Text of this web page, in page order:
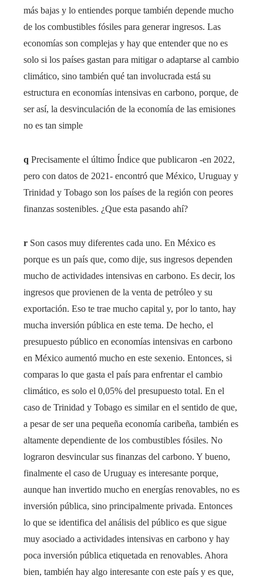
más bajas y lo entiendes porque también depende mucho
de los combustibles fósiles para generar ingresos. Las
economías son complejas y hay que entender que no es
solo si los países gastan para mitigar o adaptarse al cambio
climático, sino también qué tan involucrada está su
estructura en economías intensivas en carbono, porque, de
ser así, la desvinculación de la economía de las emisiones
no es tan simple
q Precisamente el último Índice que publicaron -en 2022,
pero con datos de 2021- encontró que México, Uruguay y
Trinidad y Tobago son los países de la región con peores
finanzas sostenibles. ¿Que esta pasando ahí?
r Son casos muy diferentes cada uno. En México es
porque es un país que, como dije, sus ingresos dependen
mucho de actividades intensivas en carbono. Es decir, los
ingresos que provienen de la venta de petróleo y su
exportación. Eso te trae mucho capital y, por lo tanto, hay
mucha inversión pública en este tema. De hecho, el
presupuesto público en economías intensivas en carbono
en México aumentó mucho en este sexenio. Entonces, si
comparas lo que gasta el país para enfrentar el cambio
climático, es solo el 0,05% del presupuesto total. En el
caso de Trinidad y Tobago es similar en el sentido de que,
a pesar de ser una pequeña economía caribeña, también es
altamente dependiente de los combustibles fósiles. No
lograron desvincular sus finanzas del carbono. Y bueno,
finalmente el caso de Uruguay es interesante porque,
aunque han invertido mucho en energías renovables, no es
inversión pública, sino principalmente privada. Entonces
lo que se identifica del análisis del público es que sigue
muy asociado a actividades intensivas en carbono y hay
poca inversión pública etiquetada en renovables. Ahora
bien, también hay algo interesante con este país y es que,